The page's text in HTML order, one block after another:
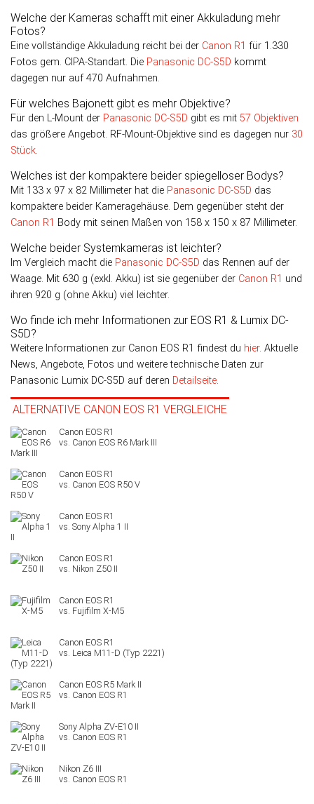
Welche der Kameras schafft mit einer Akkuladung mehr
Fotos?
Eine vollständige Akkuladung reicht bei der Canon R1 für 1.330
Fotos gem. CIPA-Standart. Die Panasonic DC-S5D kommt
dagegen nur auf 470 Aufnahmen.
Für welches Bajonett gibt es mehr Objektive?
Für den L-Mount der Panasonic DC-S5D gibt es mit 57 Objektiven
das größere Angebot. RF-Mount-Objektive sind es dagegen nur 30
Stück.
Welches ist der kompaktere beider spiegelloser Bodys?
Mit 133 x 97 x 82 Millimeter hat die Panasonic DC-S5D das
kompaktere beider Kameragehäuse. Dem gegenüber steht der
Canon R1 Body mit seinen Maßen von 158 x 150 x 87 Millimeter.
Welche beider Systemkameras ist leichter?
Im Vergleich macht die Panasonic DC-S5D das Rennen auf der
Waage. Mit 630 g (exkl. Akku) ist sie gegenüber der Canon R1 und
ihren 920 g (ohne Akku) viel leichter.
Wo finde ich mehr Informationen zur EOS R1 & Lumix DC-
S5D?
Weitere Informationen zur Canon EOS R1 findest du hier. Aktuelle
News, Angebote, Fotos und weitere technische Daten zur
Panasonic Lumix DC-S5D auf deren Detailseite.
ALTERNATIVE CANON EOS R1 VERGLEICHE
Canon EOS R6 Mark III
Canon EOS R50 V
Sony Alpha 1 II
Nikon Z50 II
Fujifilm X-M5
Leica M11-D (Typ 2221)
Canon EOS R5 Mark II
Sony Alpha ZV-E10 II
Nikon Z6 III